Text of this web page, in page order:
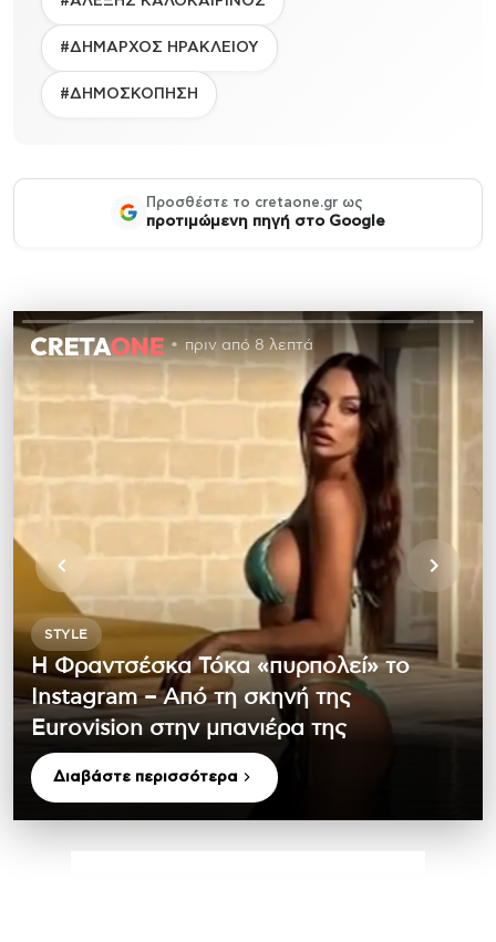
#ΔΗΜΑΡΧΟΣ ΗΡΑΚΛΕΙΟΥ
#ΔΗΜΟΣΚΟΠΗΣΗ
Προσθέστε το cretaone.gr ως
προτιμώμενη πηγή στο Google
πριν από 8 λεπτά
STYLE
Η Φραντσέσκα Τόκα «πυρπολεί» το
Instagram – Από τη σκηνή της
Eurovision στην μπανιέρα της
Διαβάστε περισσότερα